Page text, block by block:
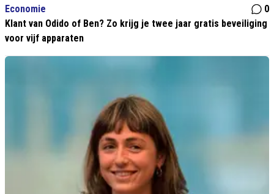
Economie
0
Klant van Odido of Ben? Zo krijg je twee jaar gratis beveiliging
voor vijf apparaten